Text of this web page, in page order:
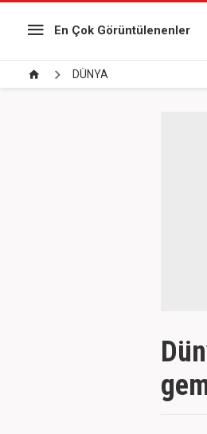
En Çok Görüntülenenler
DÜNYA